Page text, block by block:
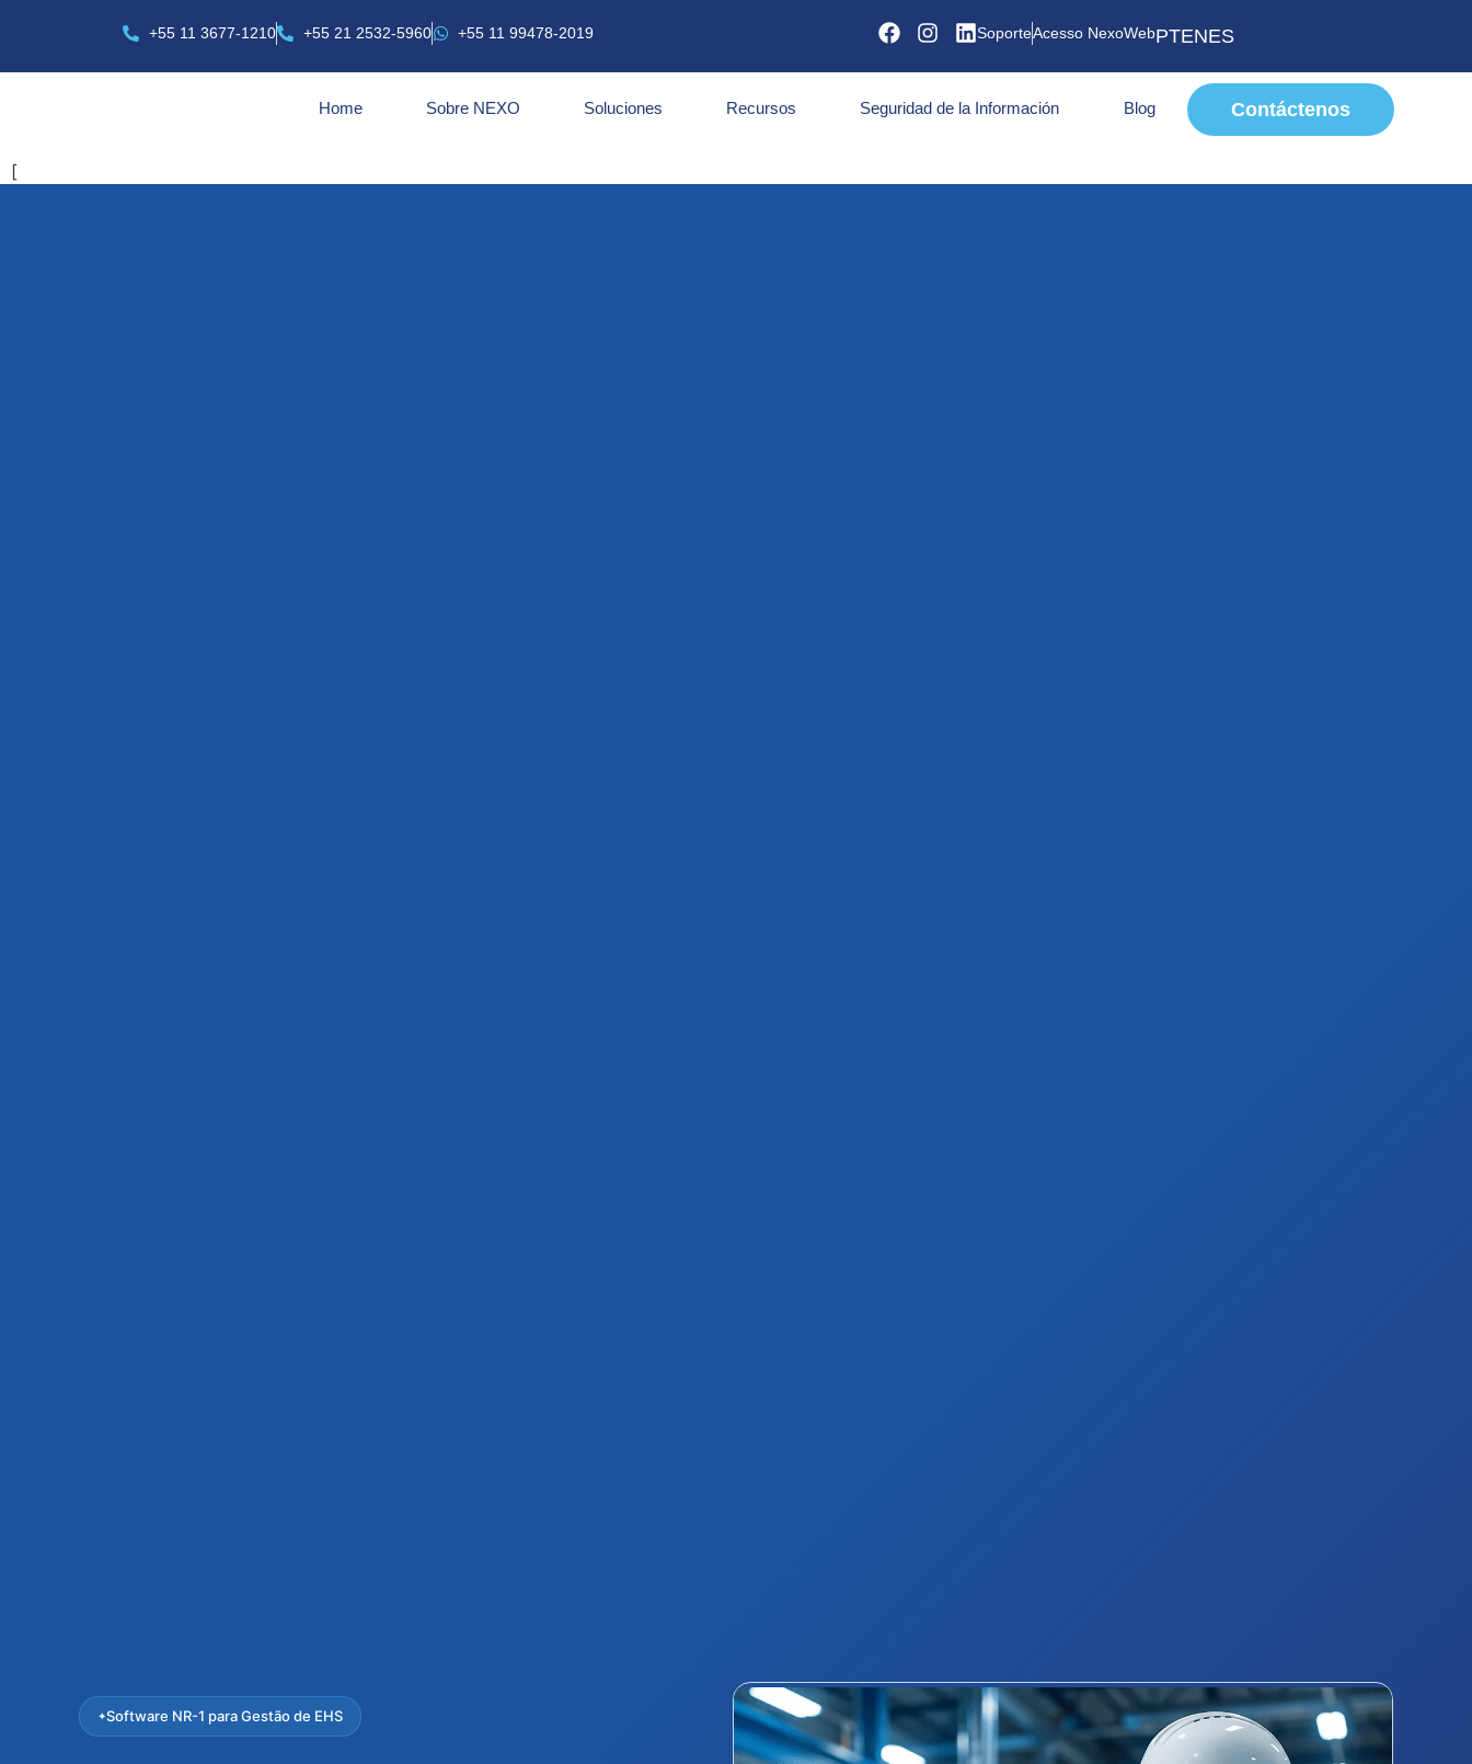
+55 11 3677-1210 +55 21 2532-5960 +55 11 99478-2019 SoporteAcesso NexoWebPTENES
Home Sobre NEXO Soluciones Recursos Seguridad de la Información Blog Contáctenos
[
Software NR-1 para Gestão de EHS